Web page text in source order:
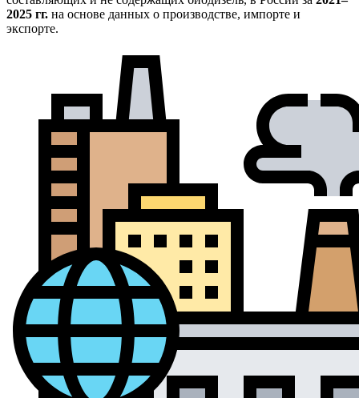
2025 гг. на основе данных о производстве, импорте и
экспорте.